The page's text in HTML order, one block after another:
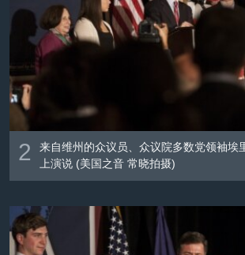
2
来自维州的众议员、众议院多数党领袖埃
上演说 (美国之音 常晓拍摄)